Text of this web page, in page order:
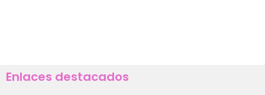
Enlaces destacados